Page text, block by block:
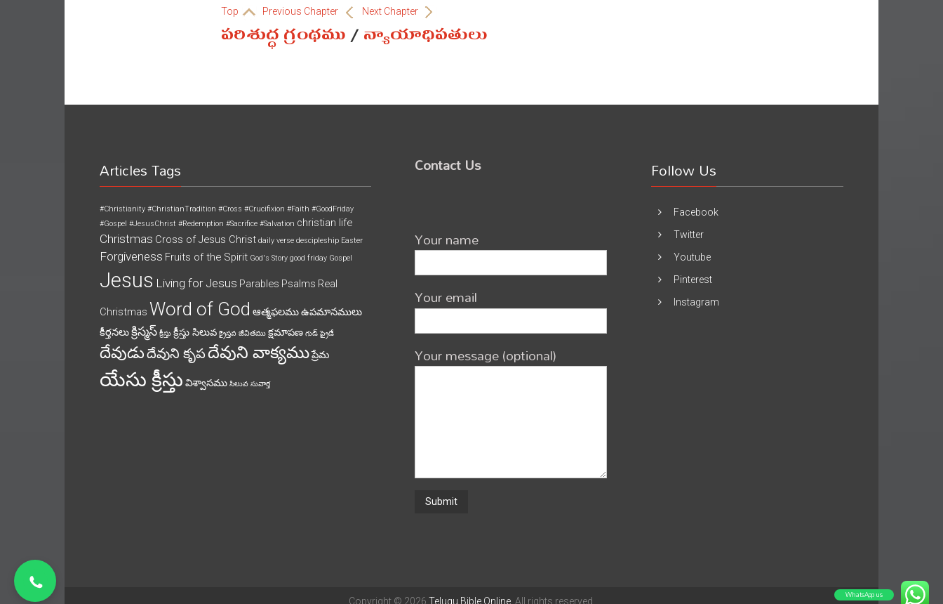
Top Previous Chapter Next Chapter
పరిశుద్ధ గ్రంథము/న్యాయాధిపతులు
Articles Tags
#Christianity #ChristianTradition #Cross #Crucifixion #Faith #GoodFriday
#Gospel #JesusChrist #Redemption #Sacrifice #Salvation christian life
Christmas Cross of Jesus Christ daily verse descipleship Easter
Forgiveness Fruits of the Spirit God's Story good friday Gospel
Jesus Living for Jesus Parables Psalms Real
Christmas Word of God ఆత్మఫలముఉపమానములు
కీర్తనలుక్రిస్మస్ క్రీస్తు క్రీస్తు సిలువ క్రైస్తవ జీవితము క్షమాపణ గుడ్ ఫ్రైడే
దేవుడుదేవుని కృపదేవుని వాక్యముప్రేమ
యేసు క్రీస్తు విశ్వాసము సిలువ సువార్త
Contact Us
Your name
Your email
Your message (optional)
Follow Us
Facebook
Twitter
Youtube
Pinterest
Instagram
Copyright © 2026 Telugu Bible Online. All rights reserved. WhatsApp us